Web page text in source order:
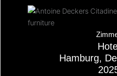
Hamburg,